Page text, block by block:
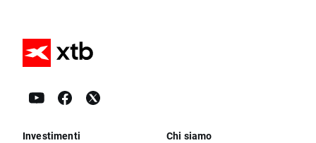
Investimenti Chi siamo